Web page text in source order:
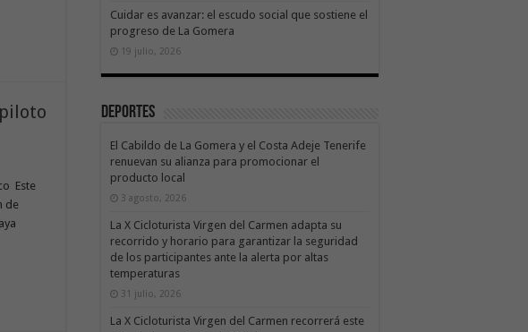
Este
de
Cuidar es avanzar: el escudo social que sostiene el
progreso de La Gomera
19 julio, 2026
Deportes
El Cabildo de La Gomera y el Costa Adeje Tenerife
renuevan su alianza para promocionar el
producto local
3 agosto, 2026
La X Cicloturista Virgen del Carmen adapta su
recorrido y horario para garantizar la seguridad
de los participantes ante la alerta por altas
temperaturas
31 julio, 2026
La X Cicloturista Virgen del Carmen recorrerá este